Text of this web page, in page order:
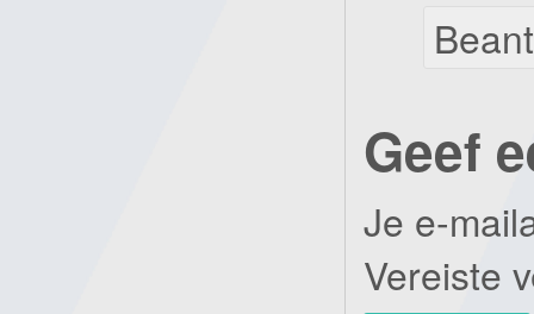
Geef
Je e-
Vereiste